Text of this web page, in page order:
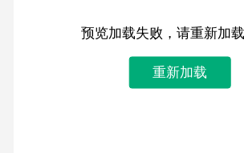
预览加载失败，请重新加
重新加载